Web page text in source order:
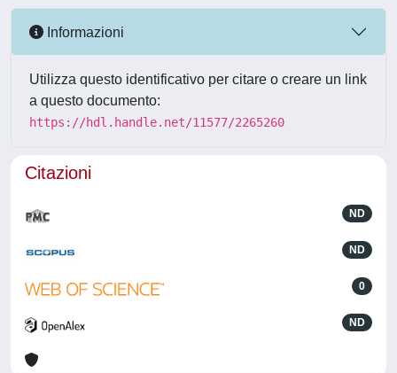
Informazioni
Utilizza questo identificativo per citare o creare un link
a questo documento:
https://hdl.handle.net/11577/2265260
Citazioni
ND
ND
0
ND